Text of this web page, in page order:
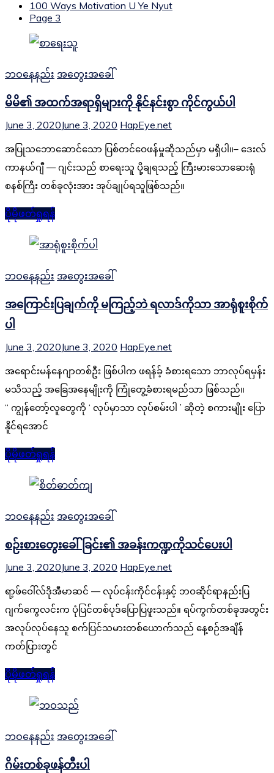
100 Ways Motivation U Ye Nyut
Page 3
ဘဝနေနည်း အတွေးအခေါ်
မိမိ၏ အထက်အရာရှိများကို နိုင်နင်းစွာ ကိုင်ကွယ်ပါ
June 3, 2020June 3, 2020 HapEye.net
အပြုသဘောဆောင်သော ပြစ်တင်ဝေဖန်မှုဆိုသည်မှာ မရှိပါ။– ဒေးလ်
ကာနယ်ဂျီ — ဂျင်းသည် စာရေးသူ ပို့ချရသည့် ကြီးမားသောဆေးရုံ
စနစ်ကြီး တစ်ခုလုံးအား အုပ်ချုပ်ရသူဖြစ်သည်။
ပိုမိုဖတ်ရှုရန်
ဘဝနေနည်း အတွေးအခေါ်
အကြောင်းပြချက်ကို မကြည့်ဘဲ ရလာဒ်ကိုသာ အာရုံစူးစိုက်
ပါ
June 3, 2020June 3, 2020 HapEye.net
အရောင်းမန်နေဂျာတစ်ဦး ဖြစ်ပါက ဖရန်ခ့် ခံစားရသော ဘာလုပ်ရမှန်း
မသိသည့် အခြေအနေမျိုးကို ကြုံတွေ့ခံစားရမည်သာ ဖြစ်သည်။
“ ကျွန်တော့်လူတွေကို ‘ လုပ်မှာသာ လုပ်စမ်းပါ ’ ဆိုတဲ့ စကားမျိုး ပြော
နိူင်ရအောင်
ပိုမိုဖတ်ရှုရန်
ဘဝနေနည်း အတွေးအခေါ်
စဉ်းစားတွေးခေါ်ခြင်း၏ အခန်းကဏ္ဍကိုသင်ပေးပါ
June 3, 2020June 3, 2020 HapEye.net
ရာ့ဖ်ဝေါ်လ်ဒိုအီမာဆင် — လုပ်ငန်းကိုင်ငန်းနှင့် ဘဝဆိုင်ရာနည်းပြ
ဂျက်ကွေလင်းက ပုံပြင်တစ်ပုဒ်ပြောပြဖူးသည်။ ရပ်ကွက်တစ်ခုအတွင်း
အလုပ်လုပ်နေသူ စက်ပြင်သမားတစ်ယောက်သည် နေ့စဉ်အချိန်
ကတ်ပြားတွင်
ပိုမိုဖတ်ရှုရန်
ဘဝနေနည်း အတွေးအခေါ်
ဂိမ်းတစ်ခုဖန်တီးပါ